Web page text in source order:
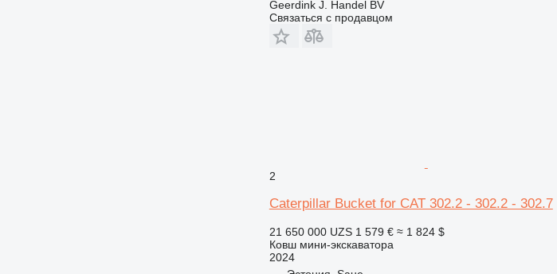
Geerdink J. Handel BV
Связаться с продавцом
2
Caterpillar Bucket for CAT 302.2 - 302.2 - 302.7
21 650 000 UZS 1 579 € ≈ 1 824 $
Ковш мини-экскаватора
2024